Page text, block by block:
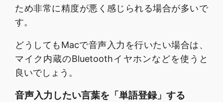
ため非常に精度が悪く感じられる場合が多いで
す。
どうしてもMacで音声入力を行いたい場合は、
マイク内蔵のBluetoothイヤホンなどを使うと
良いでしょう。
音声入力したい言葉を「単語登録」する